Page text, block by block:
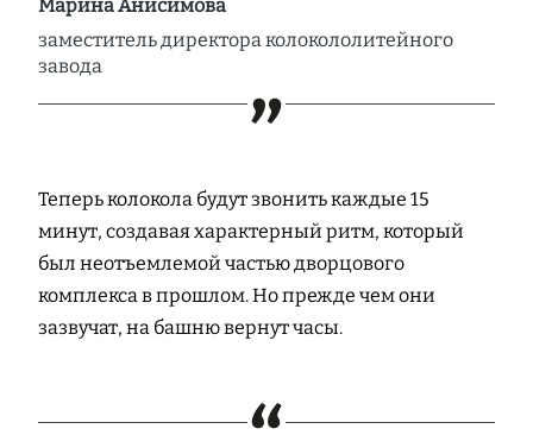
Марина Анисимова
заместитель директора колокололитейного
завода
Теперь колокола будут звонить каждые 15
минут, создавая характерный ритм, который
был неотъемлемой частью дворцового
комплекса в прошлом. Но прежде чем они
зазвучат, на башню вернут часы.